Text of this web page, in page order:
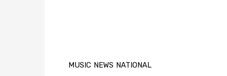
MUSIC NEWS NATIONAL